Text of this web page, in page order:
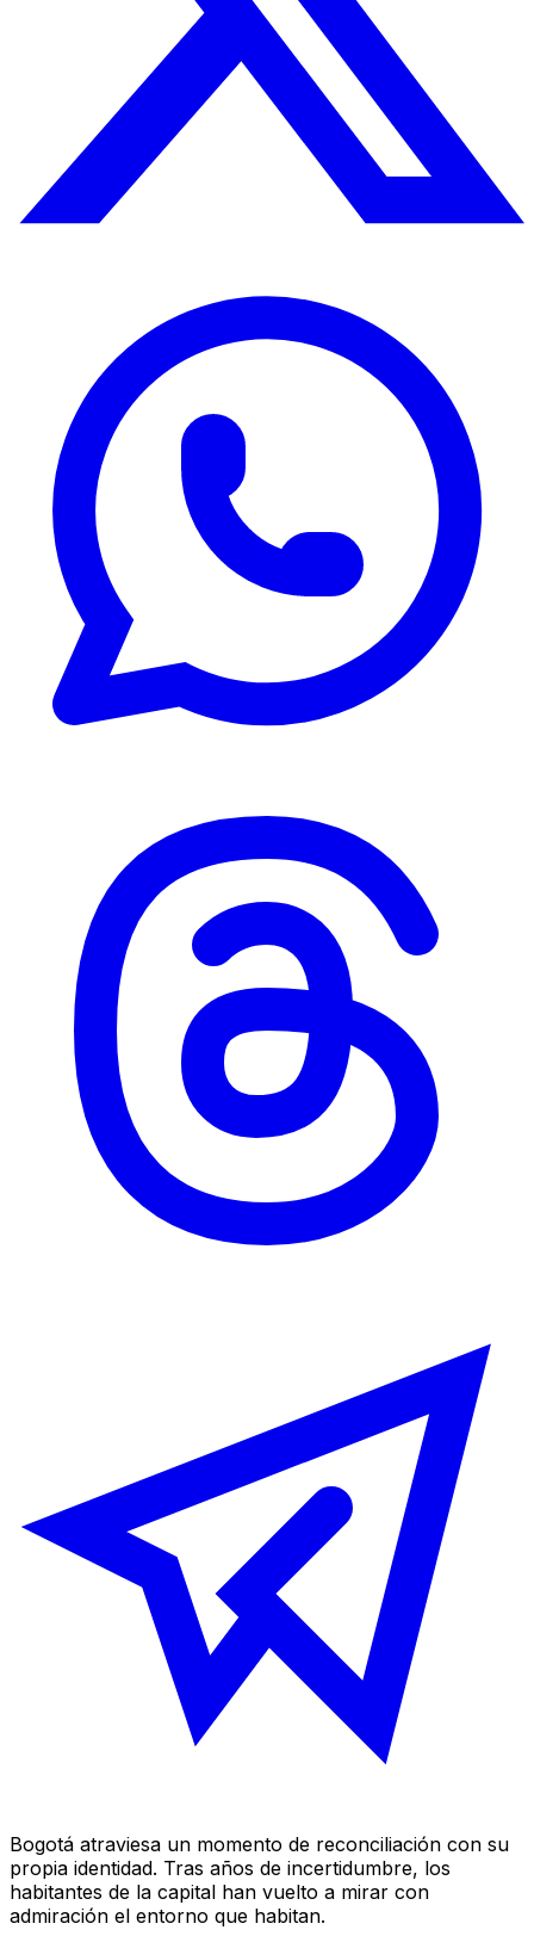
Bogotá atraviesa un momento de reconciliación con su
propia identidad. Tras años de incertidumbre, los
habitantes de la capital han vuelto a mirar con
admiración el entorno que habitan.